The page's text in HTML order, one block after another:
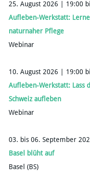
25. August 2026 | 19:00
Aufleben-Werkstatt:
naturnaher Pflege
Webinar
10. August 2026 | 19:00
Aufleben-Werkstatt: Lass
Schweiz aufleben
Webinar
03. bis 06. September
Basel blüht auf
Basel (BS)